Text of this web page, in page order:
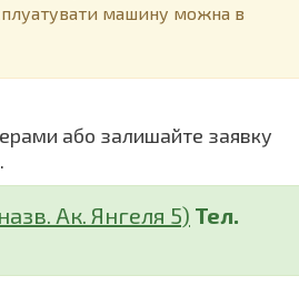
машину можна в
або залишайте заявку
Ак. Янгеля 5) Тел.